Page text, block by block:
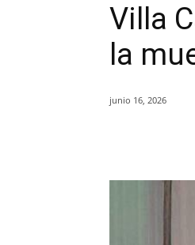
Villa
la
junio 16, 2026